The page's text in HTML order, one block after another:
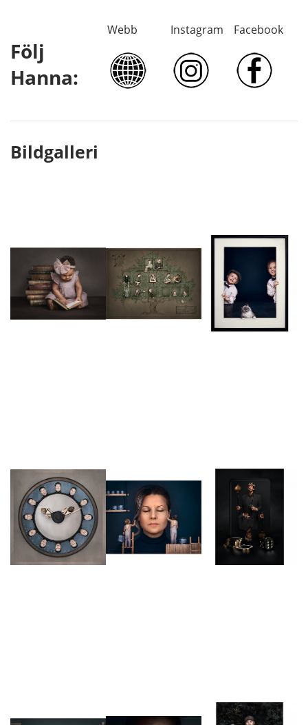
Följ
Hanna:
Webb Instagram Facebook
Bildgalleri